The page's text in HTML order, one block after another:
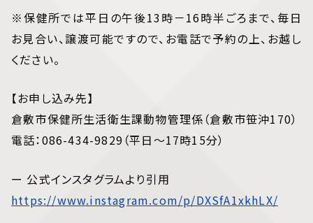
※保健所では平日の午後13時－16時半ごろまで、毎日
お見合い、譲渡可能ですので、お電話で予約の上、お越し
ください。
【お申し込み先】
倉敷市保健所生活衛生課動物管理係（倉敷市笹沖170）
電話：086-434-9829（平日～17時15分）
ー 公式インスタグラムより引用
https://www.instagram.com/p/DXSfA1xkhLX/